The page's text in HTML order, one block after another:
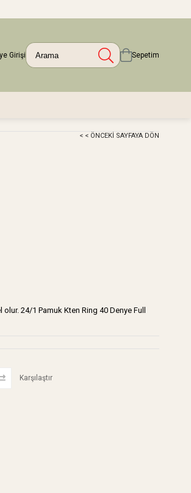
Girişi Sepetim
< < ÖNCEKI SAYFAYA DÖN
24/1 Pamuk Kten Ring 40 Denye Full
Karşılaştır